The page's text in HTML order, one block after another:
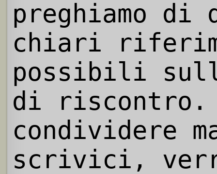
preghiamo
chiari
possibili
di riscontro.
condividere
scrivici,